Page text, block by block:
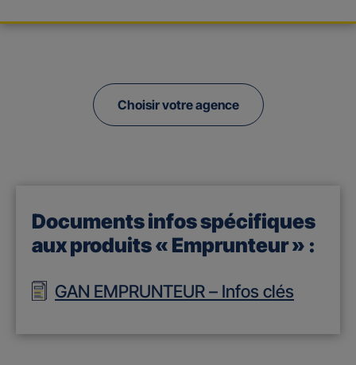
Choisir votre agence
Documents infos spécifiques
aux produits « Emprunteur » :
GAN EMPRUNTEUR – Infos clés